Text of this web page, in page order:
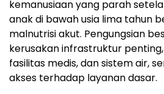
kemanusiaan yang parah
anak di bawah usia lima tahun
malnutrisi akut. Pengungsian
kerusakan infrastruktur
fasilitas medis, dan sistem air,
akses terhadap layanan dasar.